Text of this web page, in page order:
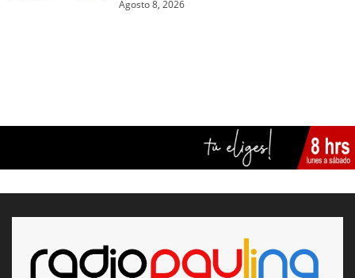
Agosto 8, 2026